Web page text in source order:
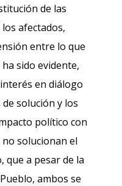
de las
afectados,
entre lo que
sido evidente,
en diálogo
solución y los
político con
solucionan el
que a pesar de la
ambos se